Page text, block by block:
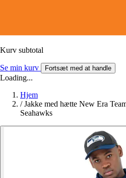
Kurv subtotal
Se min kurv Fortsæt med at handle
Loading...
Hjem
/ Jakke med hætte New Era
Seahawks